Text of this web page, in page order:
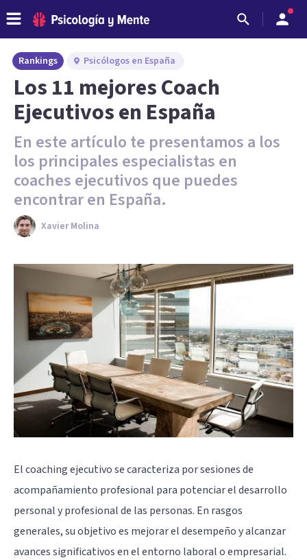
Rankings Psicólogos en España
Los 11 mejores Coach
Ejecutivos en España
En este artículo te presentamos a los
los principales especialistas en
coaches ejecutivos que puedes
encontrar en España.
Xavier Molina
El coaching ejecutivo se caracteriza por sesiones de
acompañamiento profesional para potenciar el desarrollo
personal y profesional de las personas. En rasgos
generales, su objetivo es mejorar el desempeño y alcanzar
avances significativos en el entorno laboral o empresarial.